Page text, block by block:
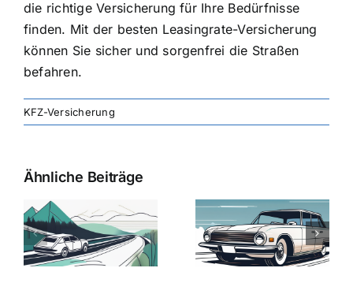
die richtige Versicherung für Ihre Bedürfnisse
finden. Mit der besten Leasingrate-Versicherung
können Sie sicher und sorgenfrei die Straßen
befahren.
KFZ-Versicherung
Ähnliche Beiträge
Versicherung:
Günstige Kfz-
Versicherungstarife
mit Top-
Kfz-
Die besten
Angebote im